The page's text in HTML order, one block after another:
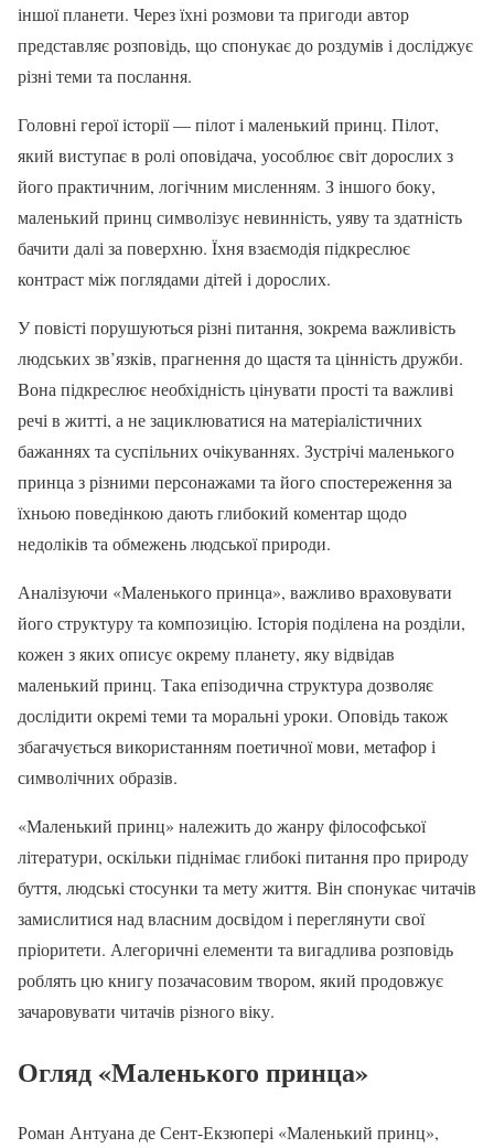
іншої планети. Через їхні розмови та пригоди автор
представляє розповідь, що спонукає до роздумів і досліджує
різні теми та послання.
Головні герої історії — пілот і маленький принц. Пілот,
який виступає в ролі оповідача, уособлює світ дорослих з
його практичним, логічним мисленням. З іншого боку,
маленький принц символізує невинність, уяву та здатність
бачити далі за поверхню. Їхня взаємодія підкреслює
контраст між поглядами дітей і дорослих.
У повісті порушуються різні питання, зокрема важливість
людських зв’язків, прагнення до щастя та цінність дружби.
Вона підкреслює необхідність цінувати прості та важливі
речі в житті, а не зациклюватися на матеріалістичних
бажаннях та суспільних очікуваннях. Зустрічі маленького
принца з різними персонажами та його спостереження за
їхньою поведінкою дають глибокий коментар щодо
недоліків та обмежень людської природи.
Аналізуючи «Маленького принца», важливо враховувати
його структуру та композицію. Історія поділена на розділи,
кожен з яких описує окрему планету, яку відвідав
маленький принц. Така епізодична структура дозволяє
дослідити окремі теми та моральні уроки. Оповідь також
збагачується використанням поетичної мови, метафор і
символічних образів.
«Маленький принц» належить до жанру філософської
літератури, оскільки піднімає глибокі питання про природу
буття, людські стосунки та мету життя. Він спонукає читачів
замислитися над власним досвідом і переглянути свої
пріоритети. Алегоричні елементи та вигадлива розповідь
роблять цю книгу позачасовим твором, який продовжує
зачаровувати читачів різного віку.
Огляд «Маленького принца»
Роман Антуана де Сент-Екзюпері «Маленький принц»,